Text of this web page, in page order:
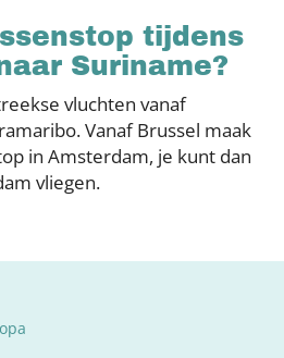
tijdens
Suriname?
vluchten vanaf
Vanaf Brussel maak
in Amsterdam, je kunt dan
vliegen.